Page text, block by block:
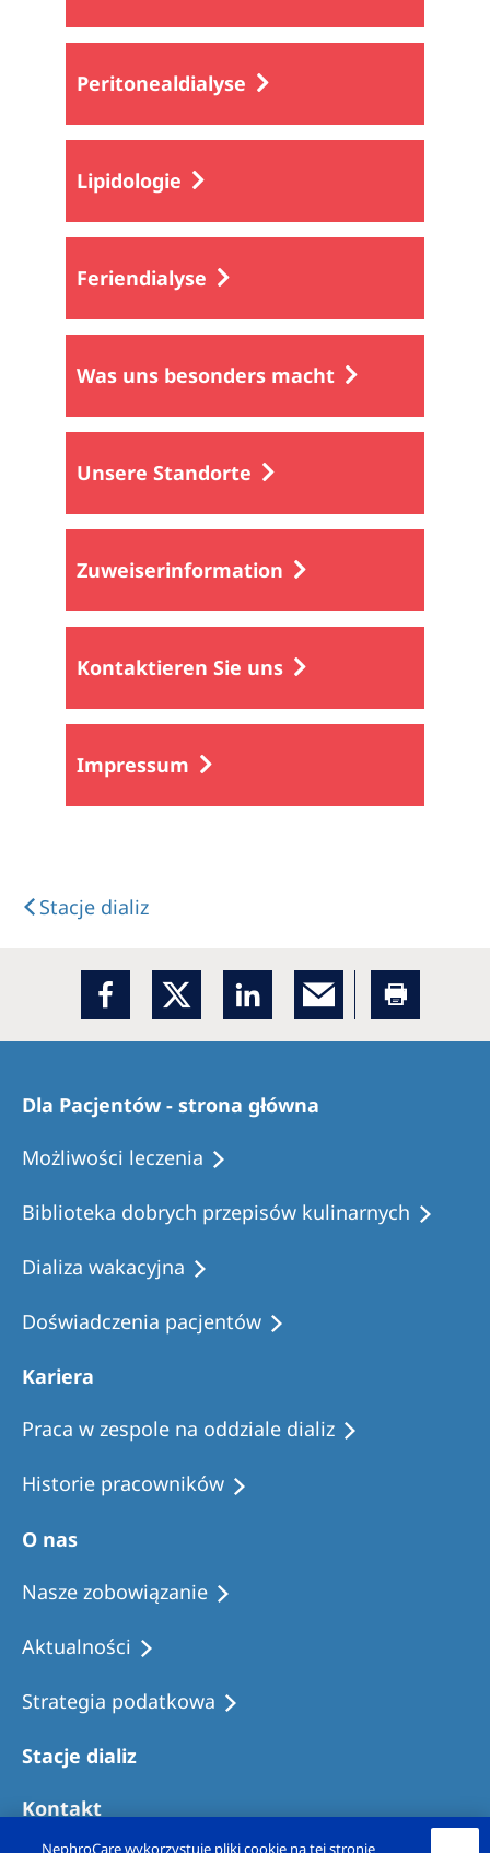
Peritonealdialyse
Lipidologie
Feriendialyse
Was uns besonders macht
Unsere Standorte
Zuweiserinformation
Kontaktieren Sie uns
Impressum
Stacje dializ
Dla Pacjentów - strona główna
Możliwości leczenia
Biblioteka dobrych przepisów kulinarnych
Dializa wakacyjna
Doświadczenia pacjentów
Kariera
Praca w zespole na oddziale dializ
Historie pracowników
O nas
Nasze zobowiązanie
Aktualności
Strategia podatkowa
Stacje dializ
Kontakt
NephroCare wykorzystuje pliki cookie na tej stronie